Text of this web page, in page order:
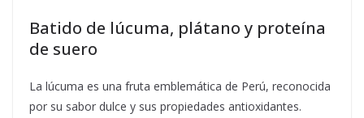
Batido de lúcuma, plátano y proteína
de suero
La lúcuma es una fruta emblemática de Perú, reconocida
por su sabor dulce y sus propiedades antioxidantes.